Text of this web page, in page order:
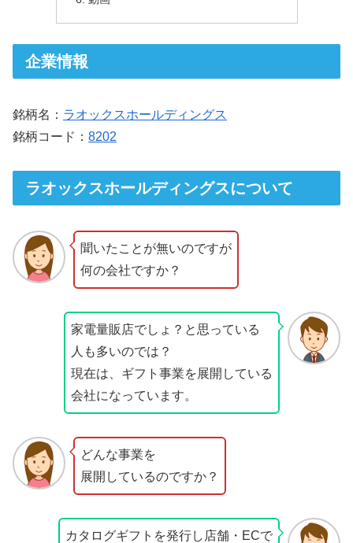
企業情報
銘柄名： ラオックスホールディングス
銘柄コード： 8202
ラオックスホールディングスについて
聞いたことが無いのですが
何の会社ですか？
家電量販店でしょ？と思っている
人も多いのでは？
現在は、ギフト事業を展開している
会社になっています。
どんな事業を
展開しているのですか？
カタログギフトを発行し店舗・ECで